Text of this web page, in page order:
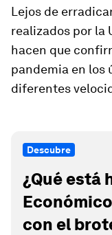
Lejos de
realizados por la
hacen que
pandemia en los
diferentes
Descubre
¿Qué está
con el